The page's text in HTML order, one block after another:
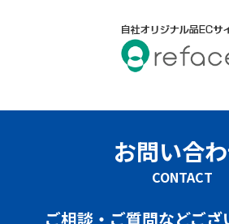
お問い合
CONTACT
ご相談・ご質問などござ